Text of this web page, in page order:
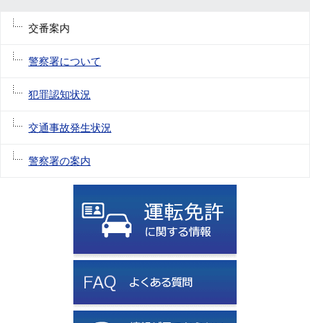
交番案内
警察署について
犯罪認知状況
交通事故発生状況
警察署の案内